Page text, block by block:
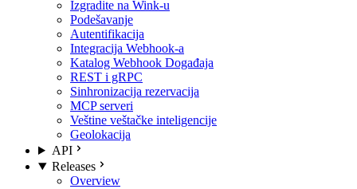
Izgradite na Wink-u
Podešavanje
Autentifikacija
Integracija Webhook-a
Katalog Webhook Događaja
REST i gRPC
Sinhronizacija rezervacija
MCP serveri
Veštine veštačke inteligencije
Geolokacija
API
Releases
Overview